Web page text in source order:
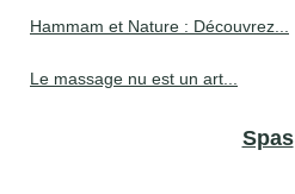
Hammam et Nature : Découvrez...
Le massage nu est un art...
Spas